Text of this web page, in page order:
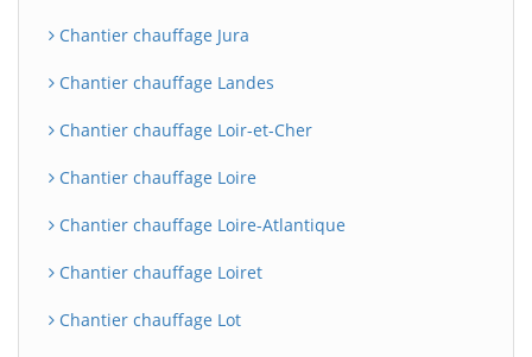
Chantier chauffage Jura
Chantier chauffage Landes
Chantier chauffage Loir-et-Cher
Chantier chauffage Loire
Chantier chauffage Loire-Atlantique
Chantier chauffage Loiret
Chantier chauffage Lot
B Assistant en ligne